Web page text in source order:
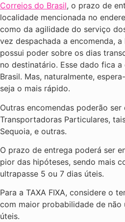
Correios do Brasil, o prazo de
localidade mencionada no
como da agilidade do serviço
vez despachada a encomenda,
possui poder sobre os dias
no destinatário. Esse dado fica
Brasil. Mas, naturalmente,
seja o mais rápido.
Outras encomendas poderão
Transportadoras Particulares,
Sequoia, e outras.
O prazo de entrega poderá ser
pior das hipóteses, sendo mais
ultrapasse 5 ou 7 dias úteis.
Para a TAXA FIXA, considere o
com maior probabilidade de não
úteis.